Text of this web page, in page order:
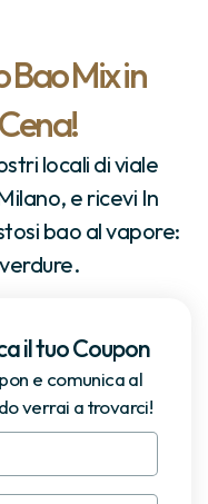
Bao Mix in
locali di viale
e ricevi In
bao al vapore:
il tuo Coupon
e comunica al
verrai a trovarci!